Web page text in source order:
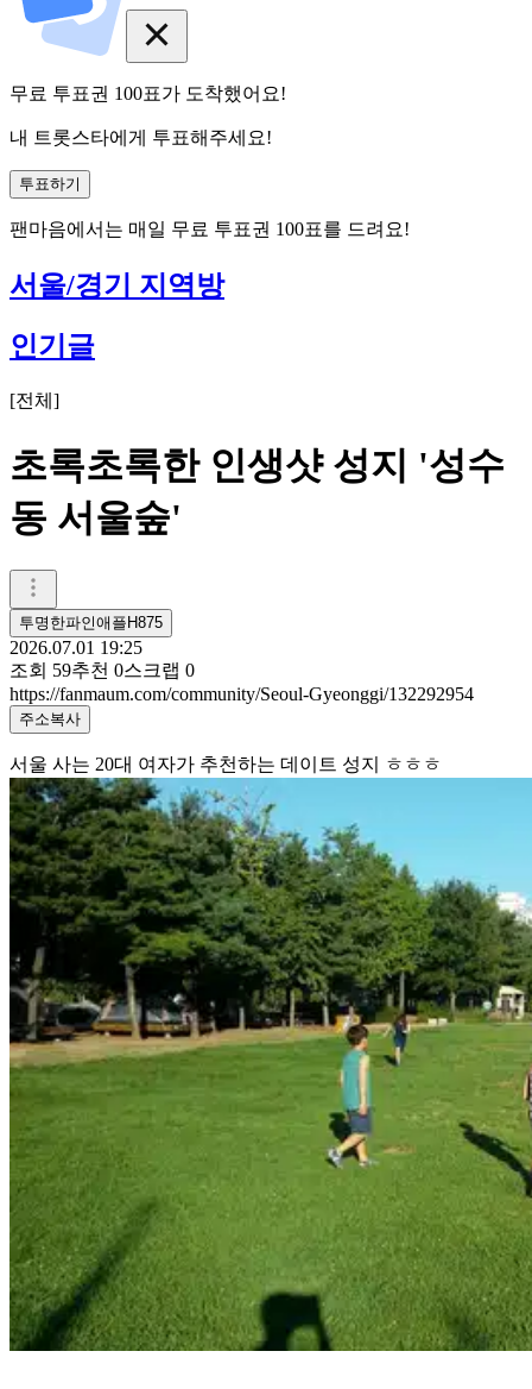
무료 투표권 100표가 도착했어요!
내 트롯스타에게 투표해주세요!
투표하기
팬마음에서는 매일 무료 투표권 100표를 드려요!
서울/경기 지역방
인기글
[전체 ]
초록초록한 인생샷 성지 '성수
동 서울숲'
투명한파인애플H875
2026.07.01 19:25
조회 59추천 0스크랩 0
https://fanmaum.com/community/Seoul-Gyeonggi/132292954
주소복사
서울 사는 20대 여자가 추천하는 데이트 성지 ㅎㅎㅎ